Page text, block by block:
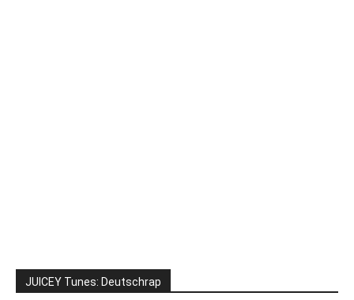
JUICEY Tunes: Deutschrap